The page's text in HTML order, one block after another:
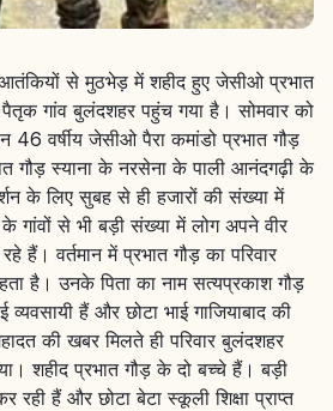
से मुठभेड़ में शहीद हुए जेसीओ प्रभात
पैतृक गांव बुलंदशहर पहुंच गया है। सोमवार को
वर्षीय जेसीओ पैरा कमांडो प्रभात गौड़
गौड़ स्याना के नरसेना के पाली आनंदगढ़ी के
के लिए सुबह से ही हजारों की संख्या में
से भी बड़ी संख्या में लोग अपने वीर
हैं। वर्तमान में प्रभात गौड़ का परिवार
है। उनके पिता का नाम सत्यप्रकाश गौड़
हैं और छोटा भाई गाजियाबाद की
की खबर मिलते ही परिवार बुलंदशहर
शहीद प्रभात गौड़ के दो बच्चे हैं। बड़ी
रही हैं और छोटा बेटा स्कूली शिक्षा प्राप्त